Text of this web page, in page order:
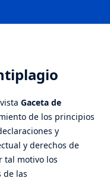
Gaceta de
de los principios
y
y derechos de
tal motivo los
de las